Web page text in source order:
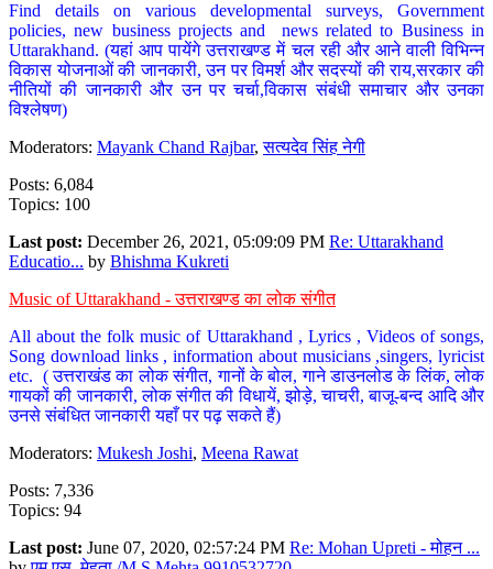
Find details on various developmental surveys, Government
policies, new business projects and news related to Business in
Uttarakhand. (यहां आप पायेंगे उत्तराखण्ड में चल रही और आने वाली विभिन्न
विकास योजनाओं की जानकारी, उन पर विमर्श और सदस्यों की राय,सरकार की
नीतियों की जानकारी और उन पर चर्चा,विकास संबंधी समाचार और उनका
विश्लेषण)
Moderators: Mayank Chand Rajbar,सत्यदेव सिंह नेगी
Posts: 6,084
Topics: 100
Last post: December 26, 2021, 05:09:09 PM Re: Uttarakhand
Educatio... by Bhishma Kukreti
Music of Uttarakhand - उत्तराखण्ड का लोक संगीत
All about the folk music of Uttarakhand , Lyrics , Videos of songs,
Song download links , information about musicians ,singers, lyricist
etc. ( उत्तराखंड का लोक संगीत, गानों के बोल, गाने डाउनलोड के लिंक, लोक
गायकों की जानकारी, लोक संगीत की विधायें, झोड़े, चाचरी, बाजू-बन्द आदि और
उनसे संबंधित जानकारी यहाँ पर पढ़ सकते हैं)
Moderators: Mukesh Joshi, Meena Rawat
Posts: 7,336
Topics: 94
Last post: June 07, 2020, 02:57:24 PM Re: Mohan Upreti - मोहन ...